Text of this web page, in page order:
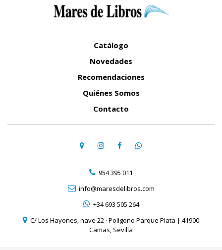
Catálogo
Novedades
Recomendaciones
Quiénes Somos
Contacto
954 395 011
info@maresdelibros.com
+34 693 505 264
C/ Los Hayones, nave 22 · Polígono Parque Plata | 41900
Camas, Sevilla